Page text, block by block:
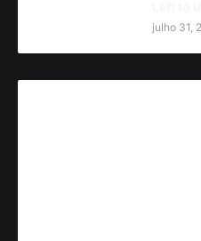
julho 31,